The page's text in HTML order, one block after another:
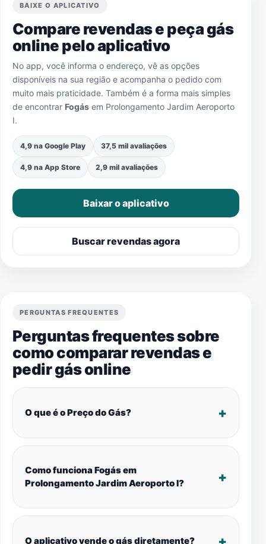
BAIXE O APLICATIVO
Compare revendas e peça gás
online pelo aplicativo
No app, você informa o endereço, vê as opções
disponíveis na sua região e acompanha o pedido com
muito mais praticidade. Também é a forma mais simples
de encontrar Fogás em Prolongamento Jardim Aeroporto
I.
4,9 na Google Play 37,5 mil avaliações
4,9 na App Store 2,9 mil avaliações
Baixar o aplicativo
Buscar revendas agora
PERGUNTAS FREQUENTES
Perguntas frequentes sobre
como comparar revendas e
pedir gás online
O que é o Preço do Gás?
Como funciona Fogás em
Prolongamento Jardim Aeroporto I?
O aplicativo vende o gás diretamente?